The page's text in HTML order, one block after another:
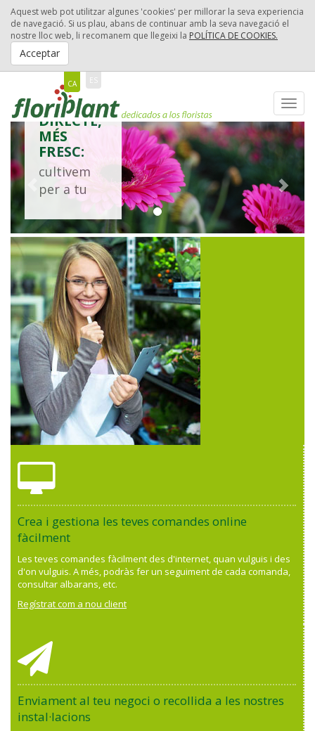
Aquest web pot utilitzar algunes 'cookies' per millorar la seva experiencia
de navegació. Si us plau, abans de continuar amb la seva navegació el
nostre lloc web, li recomanem que llegeixi la POLÍTICA DE COOKIES.
Acceptar
CA ES
MÉS
DIRECTE,
MÉS
FRESC:
cultivem
per a tu
Crea i gestiona les teves comandes online
fàcilment
Les teves comandes fàcilment des d'internet, quan vulguis i des
d'on vulguis. A més, podràs fer un seguiment de cada comanda,
consultar albarans, etc.
Regístrat com a nou client
Enviament al teu negoci o recollida a les nostres
instal·lacions